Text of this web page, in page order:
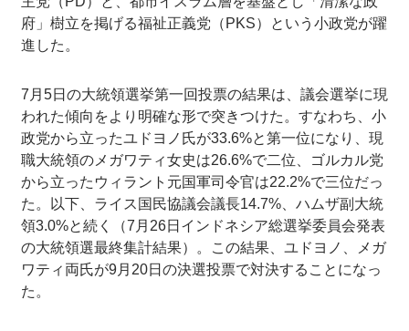
府」樹立を掲げる福祉正義党（PKS）という小政党が躍
進した。
7月5日の大統領選挙第一回投票の結果は、議会選挙に現
われた傾向をより明確な形で突きつけた。すなわち、小
政党から立ったユドヨノ氏が33.6%と第一位になり、現
職大統領のメガワティ女史は26.6%で二位、ゴルカル党
から立ったウィラント元国軍司令官は22.2%で三位だっ
た。以下、ライス国民協議会議長14.7%、ハムザ副大統
領3.0%と続く（7月26日インドネシア総選挙委員会発表
の大統領選最終集計結果）。この結果、ユドヨノ、メガ
ワティ両氏が9月20日の決選投票で対決することになっ
た。